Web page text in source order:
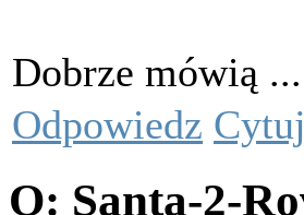
Dobrze mówią
Odpowiedz Cytuj
O: Santa-2-